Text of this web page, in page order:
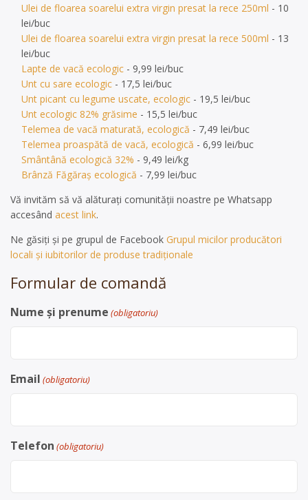
Ulei de floarea soarelui extra virgin presat la rece 250ml - 10
lei/buc
Ulei de floarea soarelui extra virgin presat la rece 500ml - 13
lei/buc
Lapte de vacă ecologic - 9,99 lei/buc
Unt cu sare ecologic - 17,5 lei/buc
Unt picant cu legume uscate, ecologic - 19,5 lei/buc
Unt ecologic 82% grăsime - 15,5 lei/buc
Telemea de vacă maturată, ecologică - 7,49 lei/buc
Telemea proaspătă de vacă, ecologică - 6,99 lei/buc
Smântână ecologică 32% - 9,49 lei/kg
Brânză Făgăraș ecologică - 7,99 lei/buc
Vă invităm să vă alăturați comunității noastre pe Whatsapp
accesând acest link.
Ne găsiți și pe grupul de Facebook Grupul micilor producători
locali și iubitorilor de produse tradiționale
Formular de comandă
Nume și prenume (obligatoriu)
Email (obligatoriu)
Telefon (obligatoriu)